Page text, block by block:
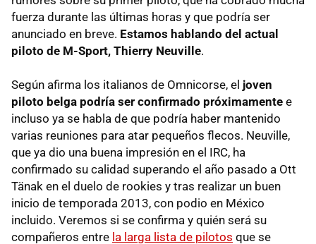
fuerza durante las últimas horas y que podría ser
anunciado en breve. Estamos hablando del actual
piloto de M-Sport, Thierry Neuville.
Según afirma los italianos de Omnicorse, el joven
piloto belga podría ser confirmado próximamente e
incluso ya se habla de que podría haber mantenido
varias reuniones para atar pequeños flecos. Neuville,
que ya dio una buena impresión en el IRC, ha
confirmado su calidad superando el año pasado a Ott
Tänak en el duelo de rookies y tras realizar un buen
inicio de temporada 2013, con podio en México
incluido. Veremos si se confirma y quién será su
compañeros entre la larga lista de pilotos que se